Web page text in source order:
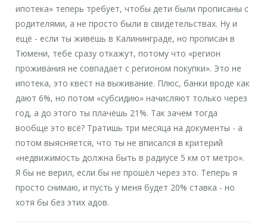
ипотека» теперь требует, чтобы дети были прописаны с
родителями, а не просто были в свидетельствах. Ну и
ещё - если ты живёшь в Калининграде, но прописан в
Тюмени, тебе сразу откажут, потому что «регион
проживания не совпадает с регионом покупки». Это не
ипотека, это квест на выживание. Плюс, банки вроде как
дают 6%, но потом «субсидию» начисляют только через
год, а до этого ты плачешь 21%. Так зачем тогда
вообще это всё? Тратишь три месяца на документы - а
потом выясняется, что ты не вписался в критерий
«недвижимость должна быть в радиусе 5 км от метро».
Я бы не верил, если бы не прошёл через это. Теперь я
просто снимаю, и пусть у меня будет 20% ставка - но
хотя бы без этих адов.